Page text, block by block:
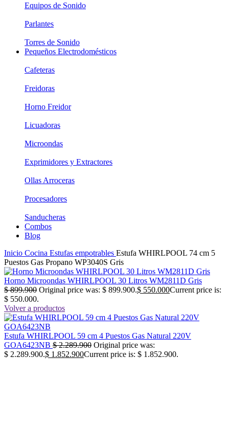
Equipos de Sonido
Parlantes
Torres de Sonido
Pequeños Electrodomésticos
Cafeteras
Freidoras
Horno Freidor
Licuadoras
Microondas
Exprimidores y Extractores
Ollas Arroceras
Procesadores
Sanducheras
Combos
Blog
Inicio Cocina Estufas empotrables Estufa WHIRLPOOL 74 cm 5
Puestos Gas Propano WP3040S Gris
Horno Microondas WHIRLPOOL 30 Litros WM2811D Gris
$899.900 Original price was: $ 899.900.$ 550.000Current price is:
$ 550.000.
Volver a productos
Estufa WHIRLPOOL 59 cm 4 Puestos Gas Natural 220V
GOA6423NB $2.289.900 Original price was:
$ 2.289.900.$ 1.852.900Current price is: $ 1.852.900.